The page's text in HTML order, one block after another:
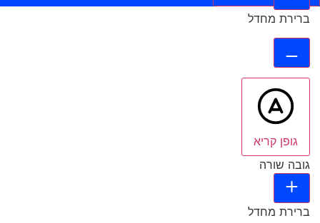
ברירת מחדל
גופן קריא
גובה שורה
ברירת מחדל